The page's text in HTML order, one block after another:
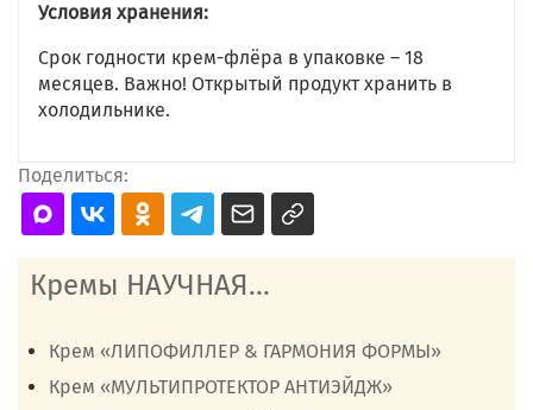
Условия хранения:
Срок годности крем-флёра в упаковке – 18
месяцев. Важно! Открытый продукт хранить в
холодильнике.
Поделиться:
Кремы НАУЧНАЯ...
Крем «ЛИПОФИЛЛЕР & ГАРМОНИЯ ФОРМЫ»
Крем «МУЛЬТИПРОТЕКТОР АНТИЭЙДЖ»